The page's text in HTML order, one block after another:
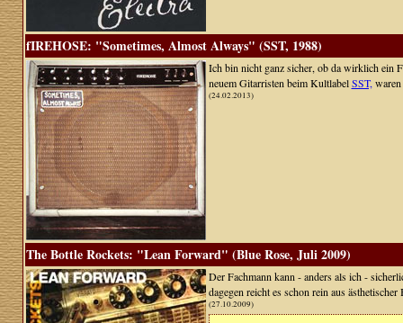
fIREHOSE: "Sometimes, Almost Always" (SST, 1988)
Ich bin nicht ganz sicher, ob da wirklich ein
neuem Gitarristen beim KultlabelSST,
(24.02.2013)
The Bottle Rockets: "Lean Forward" (Blue Rose, Juli 2009)
Der Fachmann kann - anders als ich -
dagegen reicht es schon rein aus ästhetischer
(27.10.2009)